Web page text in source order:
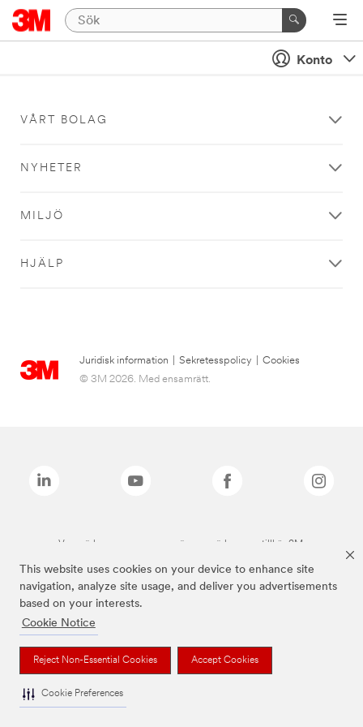
This website uses cookies on your device to enhance site
navigation, analyze site usage, and deliver you advertisements
based on your interests.
Cookie Notice
Reject Non-Essential Cookies Accept Cookies
Cookie Preferences
Konto
VÅRT BOLAG
NYHETER
MILJÖ
HJÄLP
Juridisk information Sekretesspolicy
Cookies
© 3M 2026. Med ensamrätt.
Varumärken som anges ovan är varumärken som tillhör 3M.